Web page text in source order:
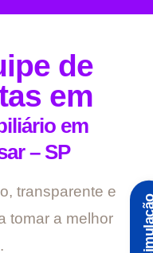
de
em
em
– SP
transparente e
tomar a melhor